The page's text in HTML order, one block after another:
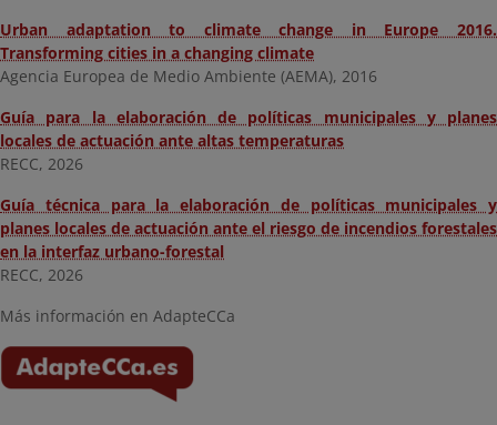
Urban adaptation to climate change in Europe 2016.
Transforming cities in a changing climate
Agencia Europea de Medio Ambiente (AEMA), 2016
Guía para la elaboración de políticas municipales y planes
locales de actuación ante altas temperaturas
RECC, 2026
Guía técnica para la elaboración de políticas municipales y
planes locales de actuación ante el riesgo de incendios forestales
en la interfaz urbano-forestal
RECC, 2026
Más información en AdapteCCa